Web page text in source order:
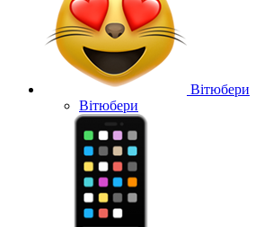
Вітюбери
Вітюбери